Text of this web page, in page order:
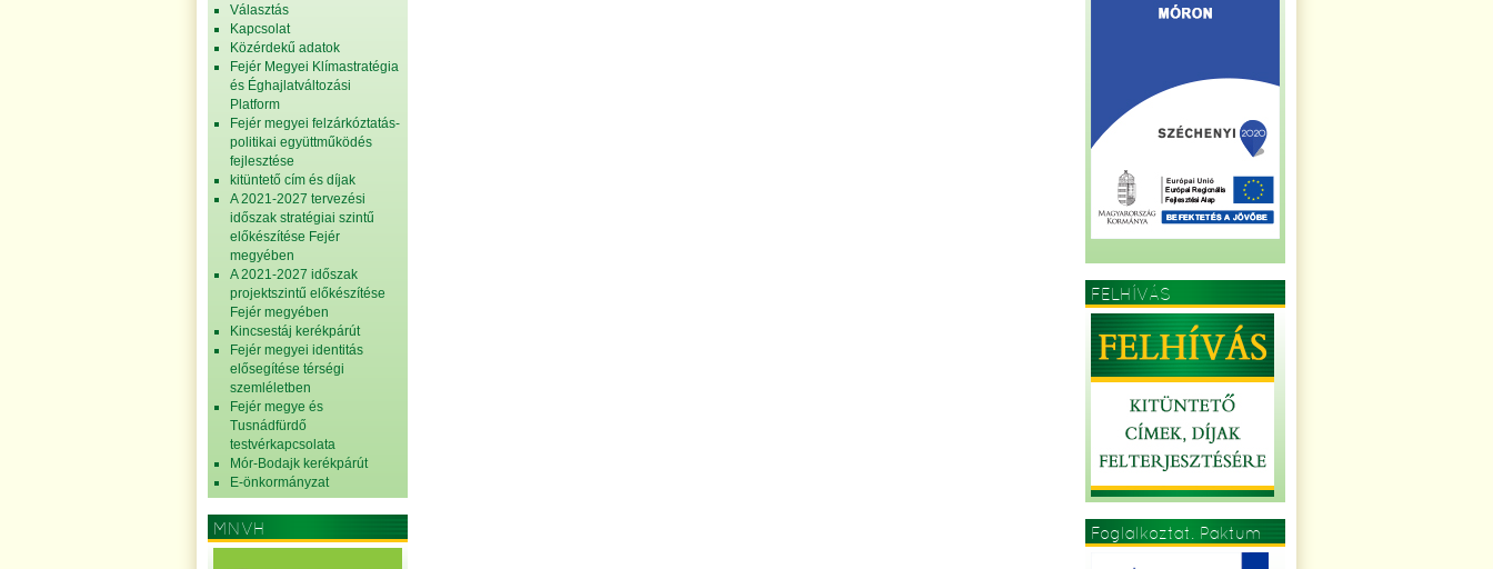
Választás
Kapcsolat
Közérdekű adatok
Fejér Megyei Klímastratégia
és Éghajlatváltozási
Platform
Fejér megyei felzárkóztatás-
politikai együttműködés
fejlesztése
kitüntető cím és díjak
A 2021-2027 tervezési
időszak stratégiai szintű
előkészítése Fejér
megyében
A 2021-2027 időszak
projektszintű előkészítése
Fejér megyében
Kincsestáj kerékpárút
Fejér megyei identitás
elősegítése térségi
szemléletben
Fejér megye és
Tusnádfürdő
testvérkapcsolata
Mór-Bodajk kerékpárút
E-önkormányzat
MNVH
FELHÍVÁS
Foglalkoztat. Paktum